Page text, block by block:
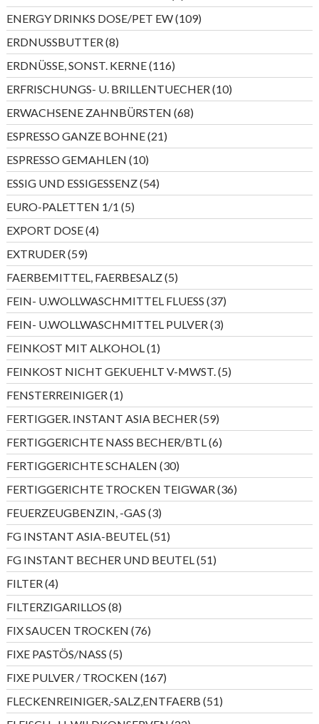
Produkte
ENERGY DRINKS DOSE/PET EW 109109
Produkte
ERDNUSSBUTTER 88
Produkte
ERDNÜSSE, SONST. KERNE 116116
Produkte
ERFRISCHUNGS- U. BRILLENTUECHER 1010
Produkte
ERWACHSENE ZAHNBÜRSTEN 6868
Produkte
ESPRESSO GANZE BOHNE 2121
Produkte
ESPRESSO GEMAHLEN 1010
Produkte
ESSIG UND ESSIGESSENZ 5454
Produkte
EURO-PALETTEN 1/1 55
Produkte
EXPORT DOSE 44
Produkte
EXTRUDER 5959
Produkte
FAERBEMITTEL, FAERBESALZ 55
Produkte
FEIN- U.WOLLWASCHMITTEL FLUESS 3737
Produkte
FEIN- U.WOLLWASCHMITTEL PULVER 33
Produkte
FEINKOST MIT ALKOHOL 11
Produkt
FEINKOST NICHT GEKUEHLT V-MWST. 55
Produkte
FENSTERREINIGER 11
Produkt
FERTIGGER. INSTANT ASIA BECHER 5959
Produkte
FERTIGGERICHTE NASS BECHER/BTL 66
Produkte
FERTIGGERICHTE SCHALEN 3030
Produkte
FERTIGGERICHTE TROCKEN TEIGWAR 3636
Produkte
FEUERZEUGBENZIN, -GAS 33
Produkte
FG INSTANT ASIA-BEUTEL 5151
Produkte
FG INSTANT BECHER UND BEUTEL 5151
Produkte
FILTER 44
Produkte
FILTERZIGARILLOS 88
Produkte
FIX SAUCEN TROCKEN 7676
Produkte
FIXE PASTÖS/NASS 55
Produkte
FIXE PULVER / TROCKEN 167167
Produkte
FLECKENREINIGER,-SALZ,ENTFAERB 5151
Produkte